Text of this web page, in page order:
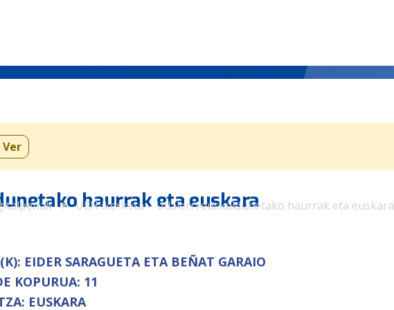
Ver
haurrak eta euskara
UEH ikerketa – Udalerri euskaldunetako haurrak eta euskara
EIDER SARAGUETA ETA BEÑAT GARAIO
KOPURUA: 11
EUSKARA